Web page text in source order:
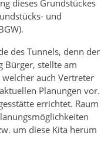
dieses Grundstückes
und
des Tunnels, denn der
Bürger, stellte am
auch Vertreter
Planungen vor.
errichtet. Raum
um diese Kita herum